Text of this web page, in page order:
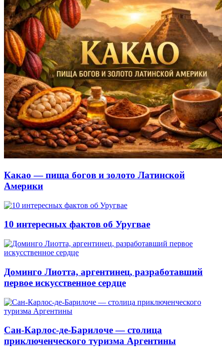
Какао — пища богов и золото Латинской
Америки
10 интересных фактов об Уругвае
Доминго Лиотта, аргентинец, разработавший
первое искусственное сердце
Сан-Карлос-де-Барилоче — столица
приключенческого туризма Аргентины